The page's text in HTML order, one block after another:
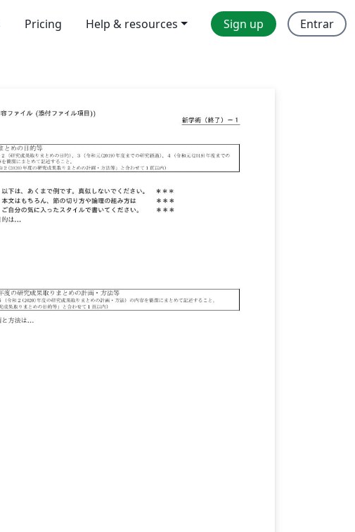
Pricing Help & resources Sign up Entrar